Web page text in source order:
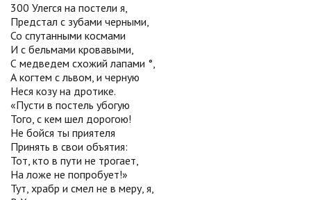
300 Улегся на постели я,
Предстал с зубами черными,
Со спутанными космами
И с бельмами кровавыми,
С медведем схожий лапами °,
А когтем с львом, и черную
Неся козу на дротике.
«Пусти в постель убогую
Того, с кем шел дорогою!
Не бойся ты приятеля
Принять в свои объятия:
Тот, кто в пути не трогает,
На ложе не попробует!»
Тут, храбр и смел не в меру, я,